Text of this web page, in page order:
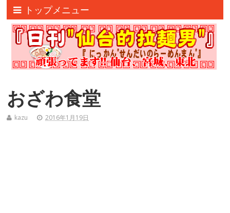
トップメニュー
おざわ食堂
kazu 2016年1月19日